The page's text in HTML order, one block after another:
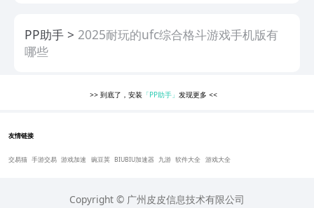
PP助手
2025耐玩的ufc综合格斗游戏手机版有
哪些
>> 到底了，安装 「PP助手」 发现更多<<
友情链接
交易猫 手游交易 游戏加速 豌豆荚 BIUBIU加速器 九游 软件大全 游戏大全
Copyright © 广州皮皮信息技术有限公司